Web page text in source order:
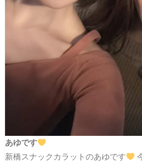
あゆです
新橋スナックカラットのあゆです